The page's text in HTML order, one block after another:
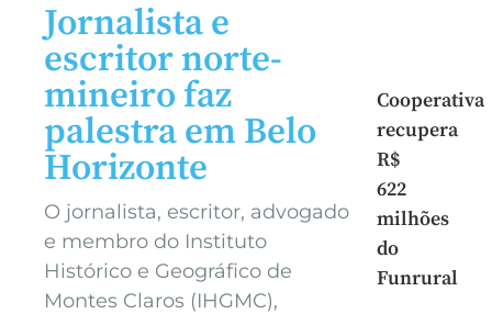
Jornalista e
escritor norte-
mineiro faz
palestra em Belo
Horizonte
O jornalista, escritor, advogado
e membro do Instituto
Histórico e Geográfico de
Montes Claros (IHGMC),
Cooperativa
recupera
R$
622
milhões
do
Funrural